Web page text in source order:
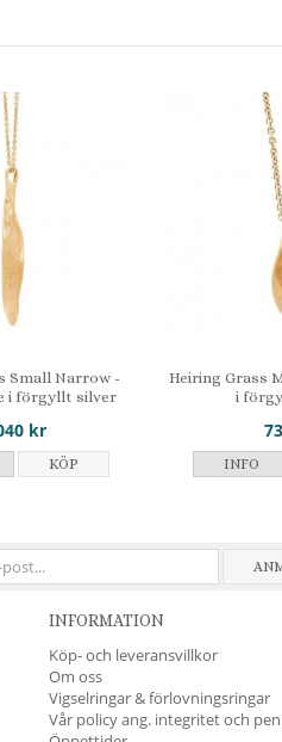
Small Narrow -
i förgyllt silver
kr
KÖP
Heiring Grass
i
INFO
INFORMATION
Köp- och leveransvillkor
Om oss
Vigselringar & förlovningsringar
Vår policy ang. integritet och